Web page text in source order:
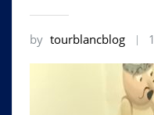
by tourblancblog